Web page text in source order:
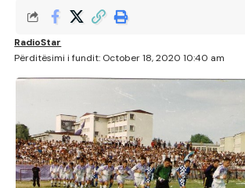
Përditësimi i fundit: October 18, 2020 10:40 am
RadioStar